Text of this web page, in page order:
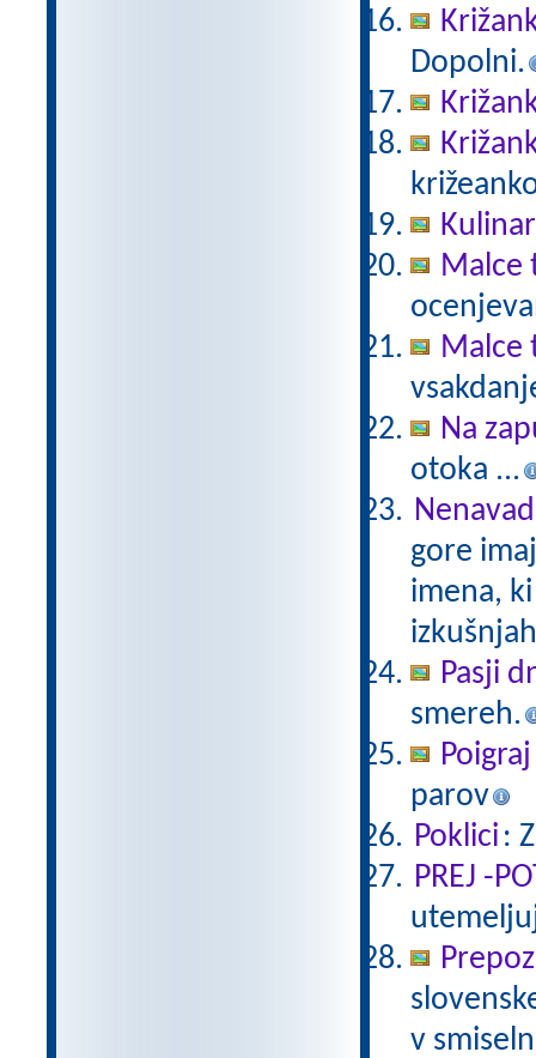
Dopolni.
Malce
Malce
Na
otoka ...
gore
imena,
Pasji
smereh.
parov
Poklici :
PREJ -
v